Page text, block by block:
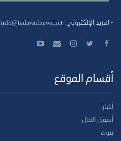
• البريد الإلكتروني: info@tadawulnews.net
أقسام الموقع
أخبار
أسوق المال
بنوك